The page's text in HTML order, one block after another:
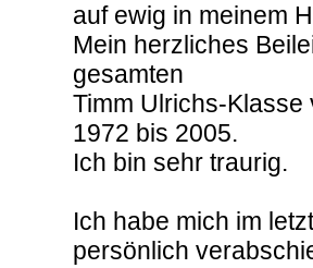
auf ewig in meinem
Mein herzliches
gesamten
Timm Ulrichs-Klasse
1972 bis 2005.
Ich bin sehr traurig.
Ich habe mich im
persönlich